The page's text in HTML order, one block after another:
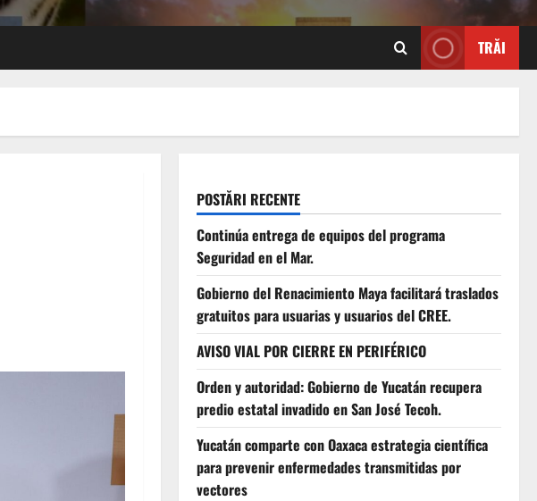
TRĂI
POSTĂRI RECENTE
Continúa entrega de equipos del programa
Seguridad en el Mar.
Gobierno del Renacimiento Maya facilitará traslados
gratuitos para usuarias y usuarios del CREE.
AVISO VIAL POR CIERRE EN PERIFÉRICO
Orden y autoridad: Gobierno de Yucatán recupera
predio estatal invadido en San José Tecoh.
Yucatán comparte con Oaxaca estrategia científica
para prevenir enfermedades transmitidas por
vectores